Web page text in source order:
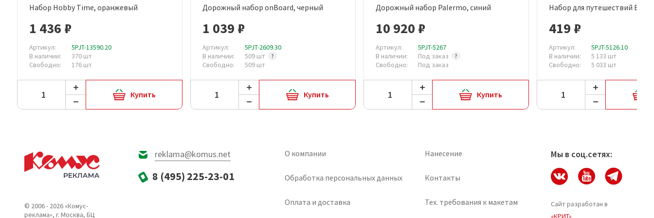
Быстрый просмотр
Набор Hobby Time, оранжевый
1 436 ₽
Артикул:
5PJT-13590.20
В наличии:
370 шт
Свободно:
176 шт
Купить
Быстрый просмотр
Дорожный набор onBoard, черный
1 039 ₽
Артикул:
5PJT-2609.30
В наличии:
509 шт
Свободно:
509 шт
Купить
Быстрый просмотр
Дорожный набор Palermo, синий
10 920 ₽
Артикул:
5PJT-5267
В наличии:
Под заказ
Свободно:
Под заказ
Купить
Быстрый просмотр
Набор для путешествий
419 ₽
Артикул:
5PJT-5126.10
В наличии:
5 133 шт
Свободно:
5 033 шт
© 2006 - 2026 «Комус-
реклама», г. Москва, БЦ
reklama@komus.net
8 (495) 225-23-01
О компании Нанесение
Обработка персональных данных Контакты
Оплата и доставка Тех. требования к макетам
Мы в соц.сетях:
Сайт разработан в
«КРИТ»